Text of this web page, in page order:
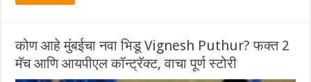
कोण आहे मुंबईचा नवा भिडू Vignesh Puthur? फक्त 2
मॅच आणि आयपीएल कॉन्ट्रॅक्ट, वाचा पूर्ण स्टोरी